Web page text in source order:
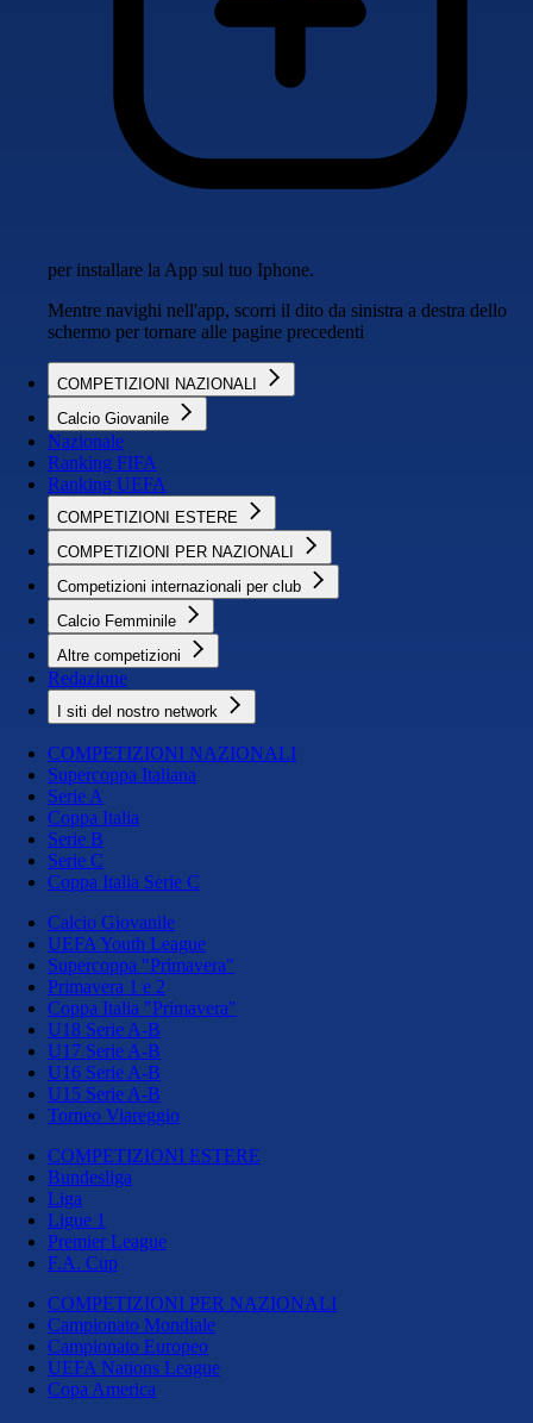
per installare la App sul tuo Iphone.
Mentre navighi nell'app, scorri il dito da sinistra a destra dello
schermo per tornare alle pagine precedenti
COMPETIZIONI NAZIONALI
Calcio Giovanile
Nazionale
Ranking FIFA
Ranking UEFA
COMPETIZIONI ESTERE
COMPETIZIONI PER NAZIONALI
Competizioni internazionali per club
Calcio Femminile
Altre competizioni
Redazione
I siti del nostro network
COMPETIZIONI NAZIONALI
Supercoppa Italiana
Serie A
Coppa Italia
Serie B
Serie C
Coppa Italia Serie C
Calcio Giovanile
UEFA Youth League
Supercoppa "Primavera"
Primavera 1 e 2
Coppa Italia "Primavera"
U18 Serie A-B
U17 Serie A-B
U16 Serie A-B
U15 Serie A-B
Torneo Viareggio
COMPETIZIONI ESTERE
Bundesliga
Liga
Ligue 1
Premier League
F.A. Cup
COMPETIZIONI PER NAZIONALI
Campionato Mondiale
Campionato Europeo
UEFA Nations League
Copa America